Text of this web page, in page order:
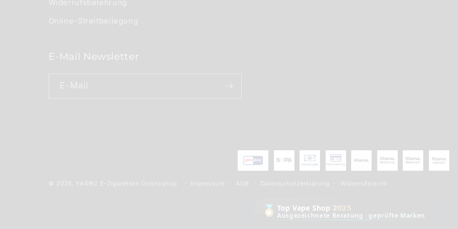
Widerrufsbelehrung
Online-Streitbeilegung
E-Mail Newsletter
E-Mail
Zahlungsmethoden
© 2026, YASIRZ E-Zigaretten Onlineshop Impressum AGB Datenschutzerklärung Widerrufsrecht
Top Vape Shop 2025
Ausgezeichnete Beratung · geprüfte Marken